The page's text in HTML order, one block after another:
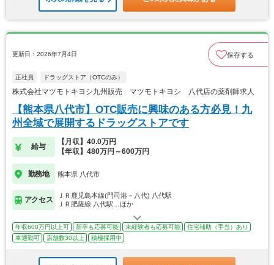
更新日：2026年7月4日 保存する
正社員 ドラッグストア（OTCのみ）
株式会社マツモトキヨシ九州販売 マツモトキヨシ 八代店の薬剤師求人
【熊本県八代市】OTC販売に興味のある方必見！九
州全域で展開するドラッグストアです
給与
【月収】40.0万円
【年収】480万円～600万円
勤務地 熊本県 八代市
アクセス
ＪＲ鹿児島本線(門司港－八代) 八代駅
ＪＲ肥薩線 八代駅…ほか
年収600万円以上可 新卒も応募可能 未経験者も応募可能
住宅補助（手当）あり
車通勤可
店舗数30以上 積極採用中